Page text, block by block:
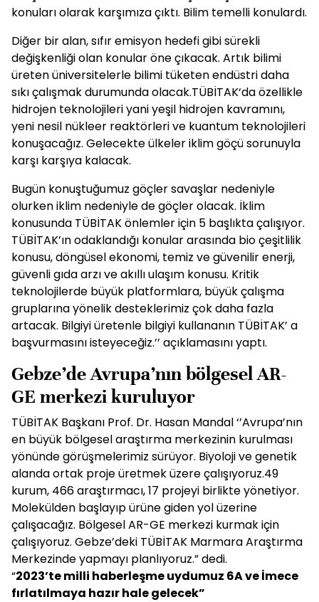
konuları olarak karşımıza çıktı. Bilim temelli konulardı.
Diğer bir alan, sıfır emisyon hedefi gibi sürekli
değişkenliği olan konular öne çıkacak. Artık bilimi
üreten üniversitelerle bilimi tüketen endüstri daha
sıkı çalışmak durumunda olacak.TÜBİTAK‘da özellikle
hidrojen teknolojileri yani yeşil hidrojen kavramını,
yeni nesil nükleer reaktörleri ve kuantum teknolojileri
konuşacağız. Gelecekte ülkeler iklim göçü sorunuyla
karşı karşıya kalacak.
Bugün konuştuğumuz göçler savaşlar nedeniyle
olurken iklim nedeniyle de göçler olacak. İklim
konusunda TÜBİTAK önlemler için 5 başlıkta çalışıyor.
TÜBİTAK’ın odaklandığı konular arasında bio çeşitlilik
konusu, döngüsel ekonomi, temiz ve güvenilir enerji,
güvenli gıda arzı ve akıllı ulaşım konusu. Kritik
teknolojilerde büyük platformlara, büyük çalışma
gruplarına yönelik desteklerimiz çok daha fazla
artacak. Bilgiyi üretenle bilgiyi kullananın TÜBİTAK’ a
başvurmasını isteyeceğiz.’’ açıklamasını yaptı.
Gebze’de Avrupa’nın bölgesel AR-
GE merkezi kuruluyor
TÜBİTAK Başkanı Prof. Dr. Hasan Mandal ‘’Avrupa’nın
en büyük bölgesel araştırma merkezinin kurulması
yönünde görüşmelerimiz sürüyor. Biyoloji ve genetik
alanda ortak proje üretmek üzere çalışıyoruz.49
kurum, 466 araştırmacı, 17 projeyi birlikte yönetiyor.
Molekülden başlayıp ürüne giden yol üzerine
çalışacağız. Bölgesel AR-GE merkezi kurmak için
çalışıyoruz. Gebze’deki TÜBİTAK Marmara Araştırma
Merkezinde yapmayı planlıyoruz.” dedi.
“2023’te milli haberleşme uydumuz 6A ve İmece
fırlatılmaya hazır hale gelecek”